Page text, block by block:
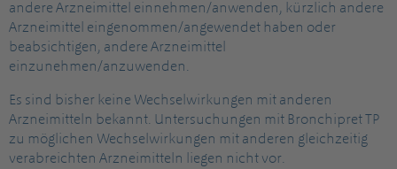
andere Arzneimittel einnehmen/anwenden, kürzlich andere
Arzneimittel eingenommen/angewendet haben oder
beabsichtigen, andere Arzneimittel
einzunehmen/anzuwenden.
Es sind bisher keine Wechselwirkungen mit anderen
Arzneimitteln bekannt. Untersuchungen mit Bronchipret TP
zu möglichen Wechselwirkungen mit anderen gleichzeitig
verabreichten Arzneimitteln liegen nicht vor.